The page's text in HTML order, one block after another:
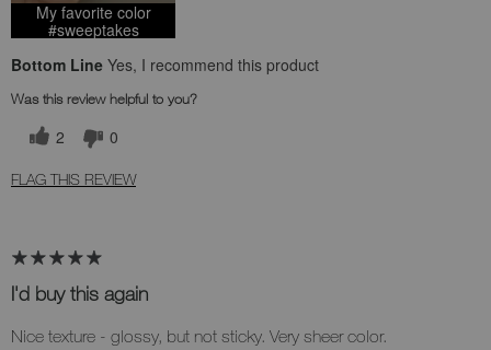
My favorite color
#sweeptakes
Bottom Line Yes, I recommend this product
Was this review helpful to you?
2 0
FLAG THIS REVIEW
I'd buy this again
Nice texture - glossy, but not sticky. Very sheer color.